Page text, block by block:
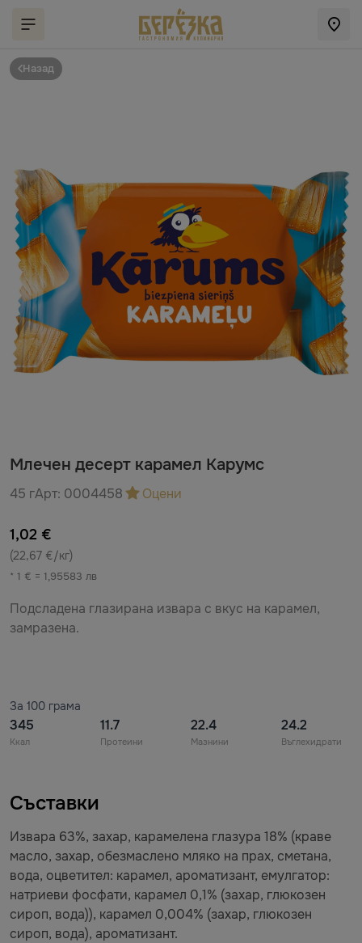
Назад
Млечен десерт карамел Карумс
45 гАрт: 0004458 Оцени
1,02 €
(22,67 €/кг)
* 1 € = 1,95583 лв
Подсладена глазирана извара с вкус на карамел,
замразена.
За 100 грама
345
Ккал
11.7
Протеини
22.4
Мазнини
24.2
Въглехидрати
Съставки
Извара 63%, захар, карамелена глазура 18% (краве
масло, захар, обезмаслено мляко на прах, сметана,
вода, оцветител: карамел, ароматизант, емулгатор:
натриеви фосфати, карамел 0,1% (захар, глюкозен
сироп, вода)), карамел 0,004% (захар, глюкозен
сироп, вода), ароматизант.